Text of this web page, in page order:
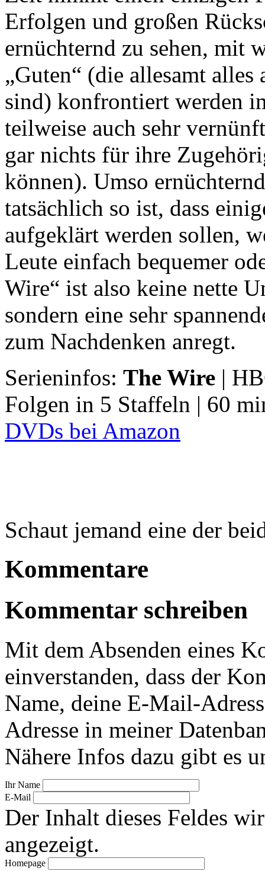
Erfolgen und großen
ernüchternd zu sehen, mit
„Guten“ (die allesamt
sind) konfrontiert werden
teilweise auch sehr
gar nichts für ihre
können). Umso
tatsächlich so ist, dass
aufgeklärt werden sollen,
Leute einfach bequemer
Wire“ ist also keine nette
sondern eine sehr
zum Nachdenken anregt.
Serieninfos: The Wire |
Folgen in 5 Staffeln | 60
DVDs bei Amazon
Schaut jemand eine der
Kommentare
Kommentar schreiben
Mit dem Absenden eines
einverstanden, dass der
Name, deine E-Mail-
Adresse in meiner
Nähere Infos dazu gibt es
Ihr Name
E-Mail
Der Inhalt dieses Feldes
angezeigt.
Homepage